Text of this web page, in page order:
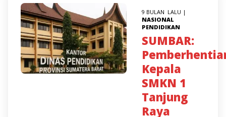
9 BULAN LALU |
NASIONAL
PENDIDIKAN
SUMBAR:
Kepala
SMKN 1
Tanjung
Raya